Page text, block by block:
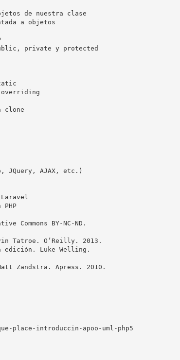
de nuestra clase
a objetos
private y protected
clone
JQuery, AJAX, etc.)
Commons BY-NC-ND.
Tatroe. O’Reilly. 2013.
edición. Luke Welling.
Zandstra. Apress. 2010.
place-introduccin-apoo-uml-php5